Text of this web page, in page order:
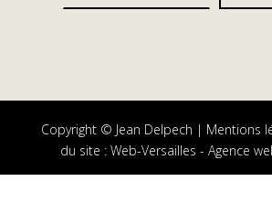
Copyright © Jean Delpech | Mentions
du site :Web-Versailles - Agence